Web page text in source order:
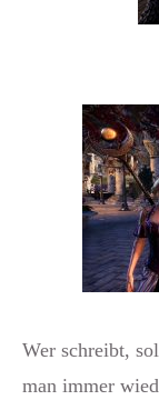
Wer schreibt,
man immer